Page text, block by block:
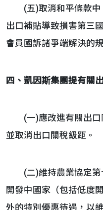
(五)取消和平條款中
出口補貼導致損害第三
會員國訴諸爭端解決的規
四、凱因斯集團提有關
(一)應改進有關出口
並取消出口關稅級距。
(二)維持農業協定第
開發中國家（包括低度
外的特別優惠待遇，以